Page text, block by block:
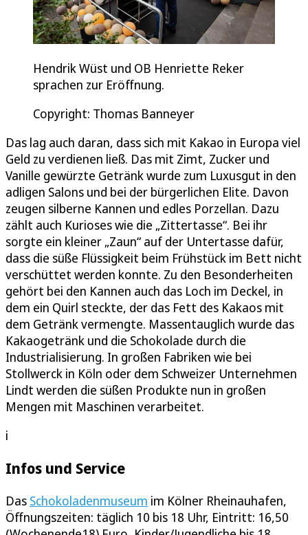
Hendrik Wüst und OB Henriette Reker
sprachen zur Eröffnung.
Copyright: Thomas Banneyer
Das lag auch daran, dass sich mit Kakao in Europa viel
Geld zu verdienen ließ. Das mit Zimt, Zucker und
Vanille gewürzte Getränk wurde zum Luxusgut in den
adligen Salons und bei der bürgerlichen Elite. Davon
zeugen silberne Kannen und edles Porzellan. Dazu
zählt auch Kurioses wie die „Zittertasse“. Bei ihr
sorgte ein kleiner „Zaun“ auf der Untertasse dafür,
dass die süße Flüssigkeit beim Frühstück im Bett nicht
verschüttet werden konnte. Zu den Besonderheiten
gehört bei den Kannen auch das Loch im Deckel, in
dem ein Quirl steckte, der das Fett des Kakaos mit
dem Getränk vermengte. Massentauglich wurde das
Kakaogetränk und die Schokolade durch die
Industrialisierung. In großen Fabriken wie bei
Stollwerck in Köln oder dem Schweizer Unternehmen
Lindt werden die süßen Produkte nun in großen
Mengen mit Maschinen verarbeitet.
i
Infos und Service
Das Schokoladenmuseum im Kölner Rheinauhafen,
Öffnungszeiten: täglich 10 bis 18 Uhr, Eintritt: 16,50